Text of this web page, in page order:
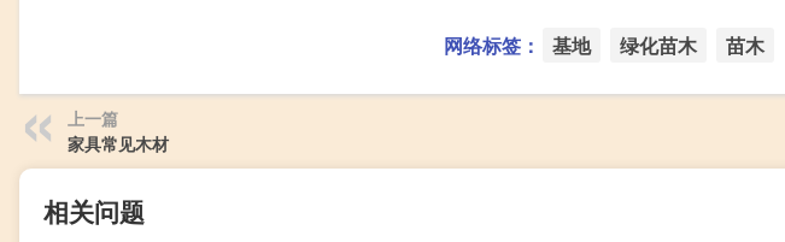
网络标签： 基地 绿化苗木 苗木
上一篇
家具常见木材
相关问题